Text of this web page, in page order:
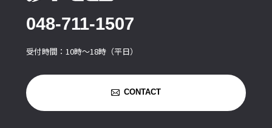
048-711-1507
受付時間：10時〜18時（平日）
CONTACT